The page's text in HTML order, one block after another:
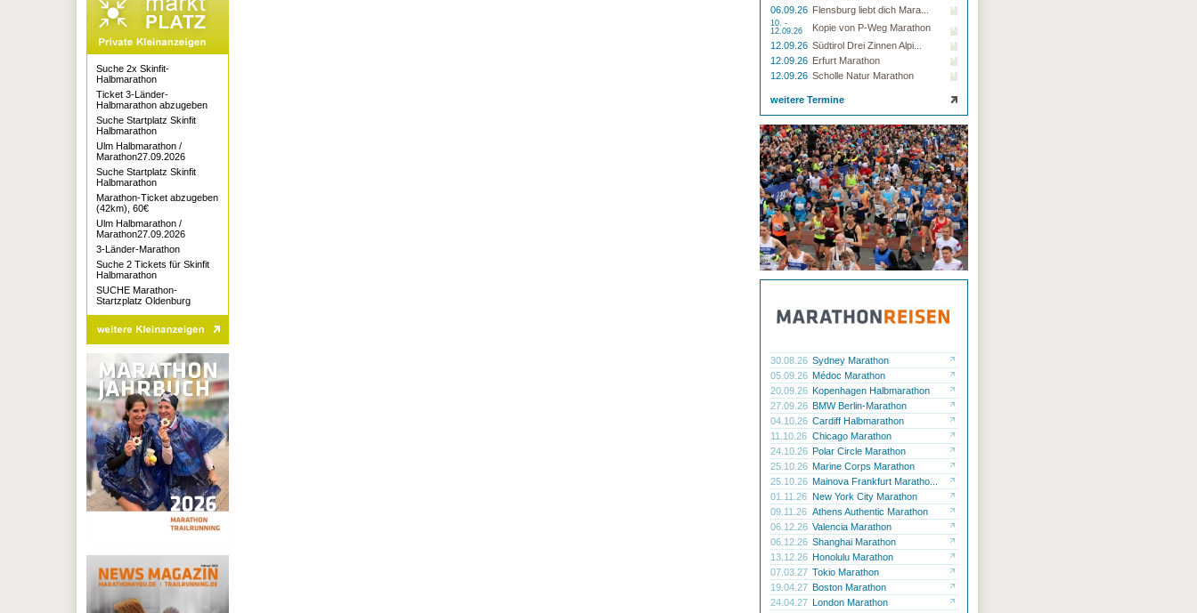
06.09.26 Flensburg liebt dich Mara...
10. -
12.09.26
Kopie von P-Weg Marathon
12.09.26 Südtirol Drei Zinnen Alpi...
12.09.26 Erfurt Marathon
12.09.26 Scholle Natur Marathon
weitere Termine
30.08.26 Sydney Marathon
05.09.26 Médoc Marathon
20.09.26 Kopenhagen Halbmarathon
27.09.26 BMW Berlin-Marathon
04.10.26 Cardiff Halbmarathon
11.10.26 Chicago Marathon
24.10.26 Polar Circle Marathon
25.10.26 Marine Corps Marathon
25.10.26 Mainova Frankfurt Maratho...
01.11.26 New York City Marathon
09.11.26 Athens Authentic Marathon
06.12.26 Valencia Marathon
06.12.26 Shanghai Marathon
13.12.26 Honolulu Marathon
07.03.27 Tokio Marathon
19.04.27 Boston Marathon
24.04.27 London Marathon
Suche 2x Skinfit-
Halbmarathon
Ticket 3-Länder-
Halbmarathon abzugeben
Suche Startplatz Skinfit
Halbmarathon
Ulm Halbmarathon /
Marathon27.09.2026
Suche Startplatz Skinfit
Halbmarathon
Marathon-Ticket abzugeben
(42km), 60€
Ulm Halbmarathon /
Marathon27.09.2026
3-Länder-Marathon
Suche 2 Tickets für Skinfit
Halbmarathon
SUCHE Marathon-
Startzplatz Oldenburg